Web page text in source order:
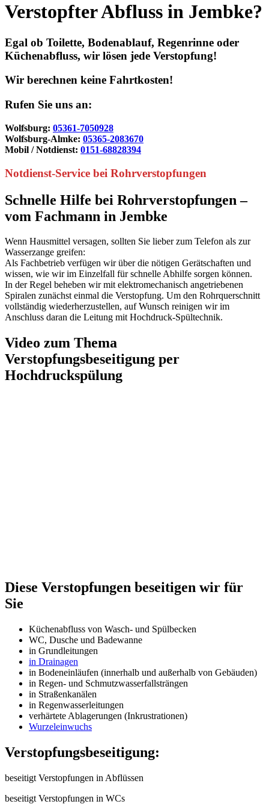
Verstopfter Abfluss in Jembke?
Egal ob Toilette, Bodenablauf, Regenrinne oder
Küchenabfluss, wir lösen jede Verstopfung!
Wir berechnen keine Fahrtkosten!
Rufen Sie uns an:
Wolfsburg: 05361-7050928
Wolfsburg-Almke: 05365-2083670
Mobil / Notdienst: 0151-68828394
Notdienst-Service bei Rohrverstopfungen
Schnelle Hilfe bei Rohrverstopfungen –
vom Fachmann in Jembke
Wenn Hausmittel versagen, sollten Sie lieber zum Telefon als zur
Wasserzange greifen:
Als Fachbetrieb verfügen wir über die nötigen Gerätschaften und
wissen, wie wir im Einzelfall für schnelle Abhilfe sorgen können.
In der Regel beheben wir mit elektromechanisch angetriebenen
Spiralen zunächst einmal die Verstopfung. Um den Rohrquerschnitt
vollständig wiederherzustellen, auf Wunsch reinigen wir im
Anschluss daran die Leitung mit Hochdruck-Spültechnik.
Video zum Thema
Verstopfungsbeseitigung per
Hochdruckspülung
Diese Verstopfungen beseitigen wir für
Sie
Küchenabfluss von Wasch- und Spülbecken
WC, Dusche und Badewanne
in Grundleitungen
in Drainagen
in Bodeneinläufen (innerhalb und außerhalb von Gebäuden)
in Regen- und Schmutzwasserfallsträngen
in Straßenkanälen
in Regenwasserleitungen
verhärtete Ablagerungen (Inkrustrationen)
Wurzeleinwuchs
Verstopfungsbeseitigung:
beseitigt Verstopfungen in Abflüssen
beseitigt Verstopfungen in WCs